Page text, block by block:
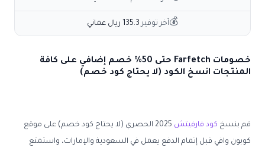
💰آخر توفير 135.3 ريال عماني
خصومات Farfetch حتى 50% خصم إضافي على كافة
المنتجات انسخ الكود (لا يحتاج كود خصم)
قم بنسخ كود فارفيتش
2025 الحصري (لا يحتاج كود خصم) على موقع
كوبون وافي قبل إتمام الدفع يعمل في السعودية والإمارات، واستمتع